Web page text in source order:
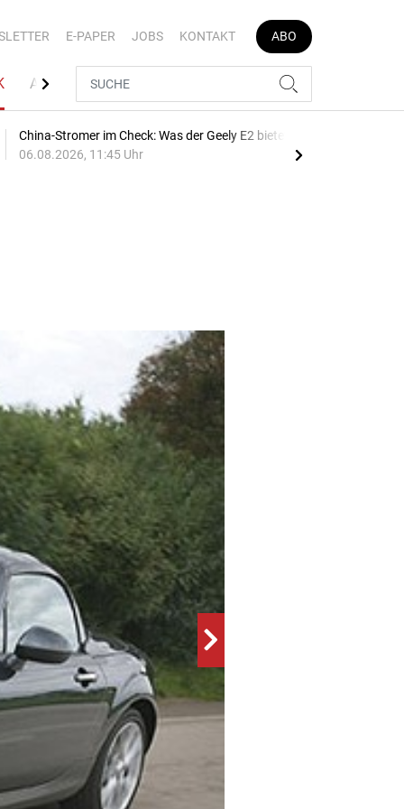
E-PAPER JOBS KONTAKT ABO
AUTOJOB
China-Stromer im Check: Was der Geely E2 bietet
06.08.2026, 11:45 Uhr